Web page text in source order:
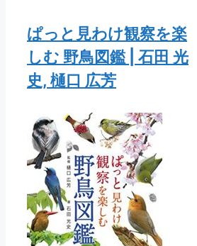
ぱっと見わけ観察を楽
しむ 野鳥図鑑 | 石田 光
史, 樋口 広芳